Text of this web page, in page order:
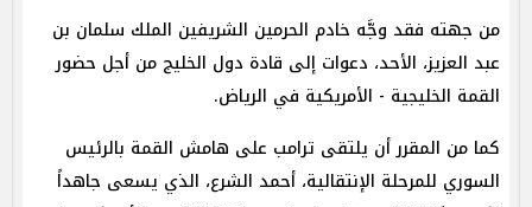
من جهته فقد وجَّه خادم الحرمين الشريفين الملك سلمان بن
عبد العزيز، الأحد، دعوات إلى قادة دول الخليج من أجل حضور
القمة الخليجية - الأمريكية في الرياض.
كما من المقرر أن يلتقى ترامب على هامش القمة بالرئيس
السوري للمرحلة الإنتقالية، أحمد الشرع، الذي يسعى جاهداً